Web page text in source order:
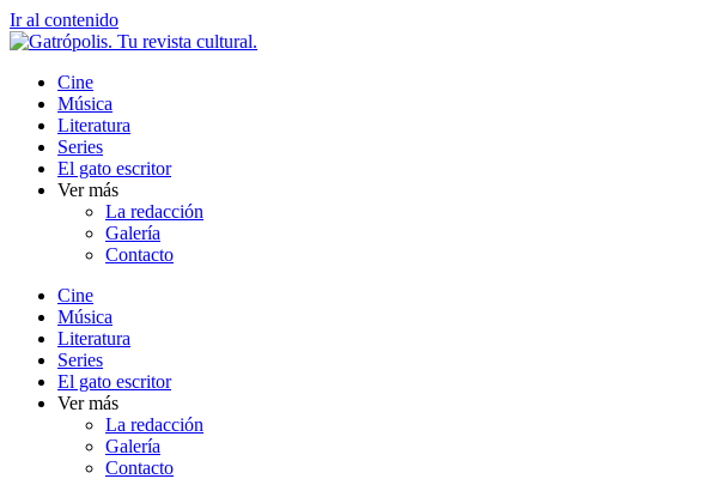
Ir al contenido
Cine
Música
Literatura
Series
El gato escritor
Ver más
La redacción
Galería
Contacto
Cine
Música
Literatura
Series
El gato escritor
Ver más
La redacción
Galería
Contacto